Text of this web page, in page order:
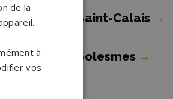
funèbres Saint-Calais →
funèbres Solesmes →
de la
à
vos